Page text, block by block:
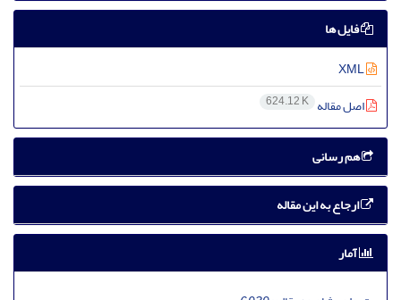
فایل ها
اصل مقاله 624.12 K
هم رسانی
ارجاع به این مقاله
آمار